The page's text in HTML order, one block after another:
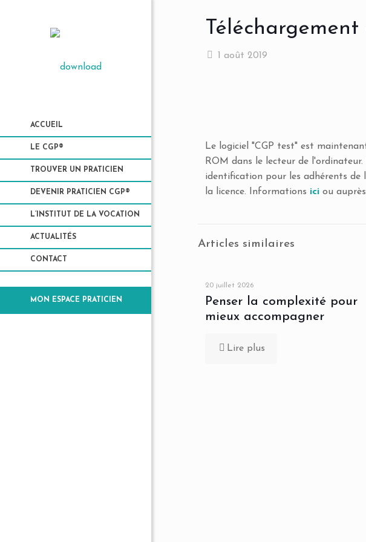
ACCUEIL
LE CGP®
TROUVER UN PRATICIEN
DEVENIR PRATICIEN CGP®
L’INSTITUT DE LA VOCATION
ACTUALITÉS
CONTACT
MON ESPACE PRATICIEN
1 août 2019
Le logiciel "CGP test" est
ROM dans le lecteur de
identification pour les adhérents de
la licence. Informations ici ou
Articles similaires
20 juillet 2026
Penser la complexité pour
mieux accompagner
Lire plus